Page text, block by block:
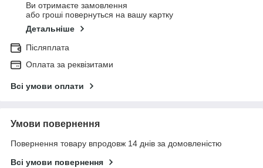
Ви отримаєте замовлення
або гроші повернуться на вашу картку
Детальніше
Післяплата
Оплата за реквізитами
Всі умови оплати
Умови повернення
Повернення товару впродовж 14 днів за домовленістю
Всі умови повернення